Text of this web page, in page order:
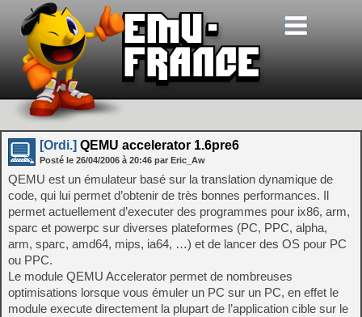
[Ordi.] QEMU accelerator 1.6pre6
Posté le 26/04/2006 à 20:46 par Eric_Aw
QEMU est un émulateur basé sur la translation dynamique de
code, qui lui permet d’obtenir de très bonnes performances. Il
permet actuellement d’executer des programmes pour ix86, arm,
sparc et powerpc sur diverses plateformes (PC, PPC, alpha,
arm, sparc, amd64, mips, ia64, …) et de lancer des OS pour PC
ou PPC.
Le module QEMU Accelerator permet de nombreuses
optimisations lorsque vous émuler un PC sur un PC, en effet le
module execute directement la plupart de l’application cible sur le